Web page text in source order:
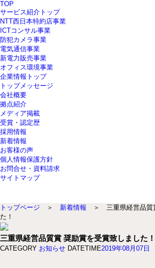
TOP
サービス紹介トップ
NTT西日本特約店事業
ICTコンサル事業
防犯カメラ事業
電気通信事業
新電力販売事業
オフィス環境事業
企業情報トップ
トップメッセージ
会社概要
拠点紹介
メディア掲載
受賞・認定歴
採用情報
新着情報
お客様の声
個人情報保護方針
お問合せ・資料請求
サイトマップ
トップページ ＞ 新着情報 ＞ 三重県経営品質
た！
三重県経営品質賞 奨励賞を受賞致しました！
CATEGORY お知らせ DATETIME2019年08月07日